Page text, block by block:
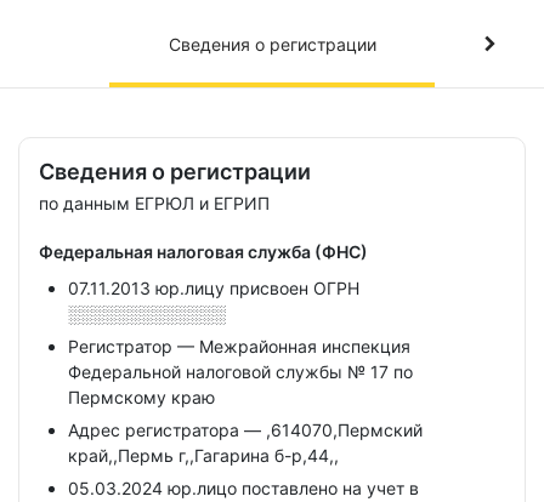
Сведения о регистрации
Сведения о регистрации
по данным ЕГРЮЛ и ЕГРИП
Федеральная налоговая служба (ФНС)
07.11.2013 юр.лицу присвоен ОГРН
░░░░░░░░░░░░░
Регистратор — Межрайонная инспекция
Федеральной налоговой службы № 17 по
Пермскому краю
Адрес регистратора — ,614070,Пермский
край,,Пермь г,,Гагарина б-р,44,,
05.03.2024 юр.лицо поставлено на учет в